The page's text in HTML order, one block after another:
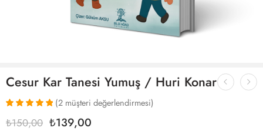
Cesur Kar Tanesi Yumuş / Huri Konar
puanına
(2müşteri değerlendirmesi)
₺150,00 ₺139,00